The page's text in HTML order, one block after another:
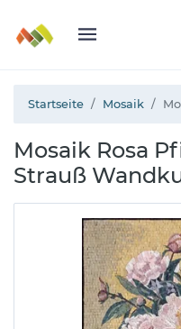
Startseite Mosaik
Mosaik Rosa
Strauß